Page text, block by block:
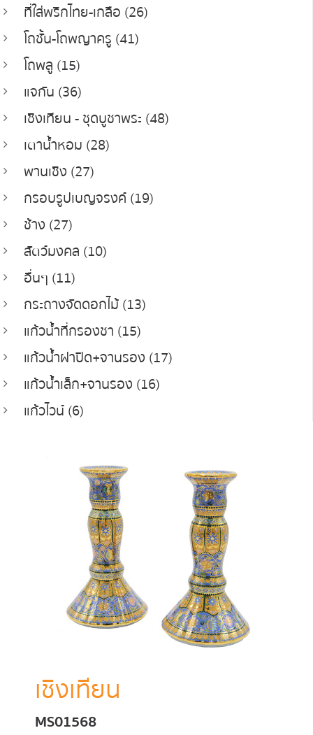
ที่ใส่พริกไทย-เกลือ (26)
โถชั้น-โถพญาครู (41)
โถพลู (15)
แจกัน (36)
เชิงเทียน - ชุดบูชาพระ (48)
เตาน้ำหอม (28)
พานเชิง (27)
กรอบรูปเบญจรงค์ (19)
ช้าง (27)
สัตว์มงคล (10)
อื่นๆ (11)
กระถางจัดดอกไม้ (13)
แก้วน้ำที่กรองชา (15)
แก้วน้ำฝาปิด+จานรอง (17)
แก้วน้ำเล็ก+จานรอง (16)
แก้วไวน์ (6)
เชิงเทียน
MS01568